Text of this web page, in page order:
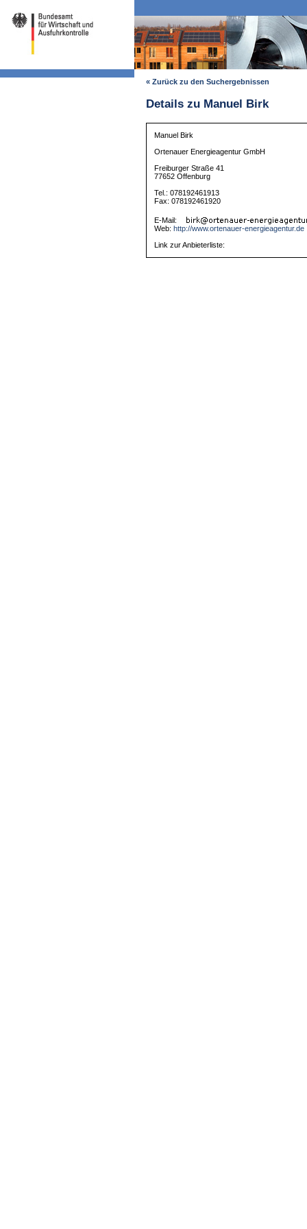
« Zurück zu den Suchergebnissen
Details zu Manuel Birk
Manuel Birk
Ortenauer Energieagentur GmbH
Freiburger Straße 41
77652 Offenburg
Tel.: 078192461913
Fax: 078192461920
E-Mail:
Web: http://www.ortenauer-energieagentur.de
Link zur Anbieterliste: